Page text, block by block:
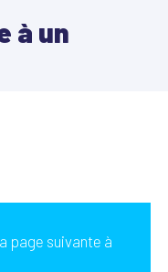
à un
page suivante à